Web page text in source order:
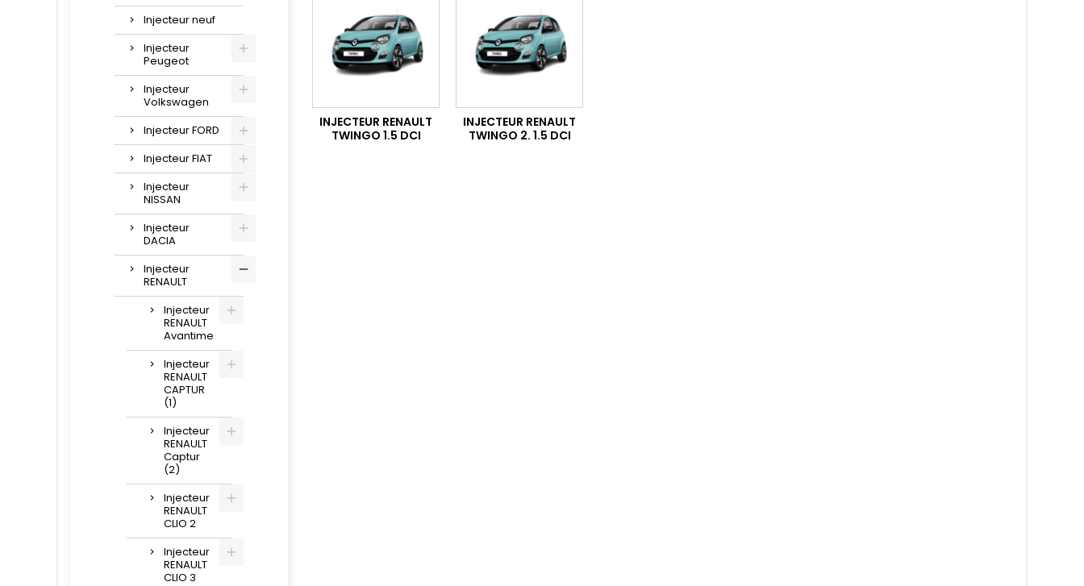
Injecteur neuf
Injecteur
Peugeot
Injecteur
Volkswagen
Injecteur FORD
Injecteur FIAT
Injecteur
NISSAN
Injecteur
DACIA
Injecteur
RENAULT
Injecteur
RENAULT
Avantime
Injecteur
RENAULT
CAPTUR
(1)
Injecteur
RENAULT
Captur
(2)
Injecteur
RENAULT
CLIO 2
Injecteur
RENAULT
CLIO 3
INJECTEUR RENAULT
TWINGO 1.5 DCI
INJECTEUR RENAULT
TWINGO 2. 1.5 DCI